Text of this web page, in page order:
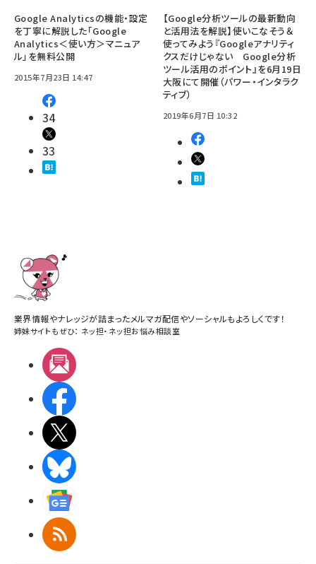
Google Analyticsの機能・設定
を丁寧に解説した「Google
Analytics＜使い方＞マニュア
ル」を無料公開
2015年7月23日 14:47
34
33
【Google分析ツールの最新動向
と活用法を解説】使いこなそう＆
使ってみよう『Googleアナリティ
クスだけじゃない Google分析
ツール活用のポイント』を6月19日
大阪にて開催（パワー・インタラク
ティブ）
2019年6月7日 10:32
業界情報やナレッジが詰まったメルマガ配信やソーシャルもよろしくです！
姉妹サイトもぜひ： ネッ担・ ネッ担お悩み相談室
RSS